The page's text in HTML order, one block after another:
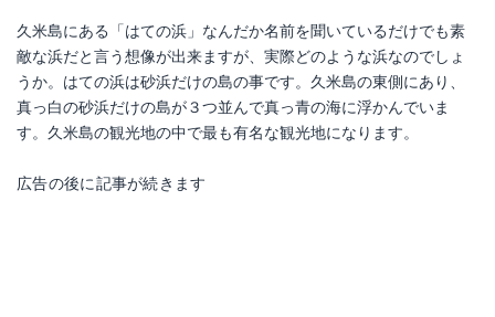
久米島にある「はての浜」なんだか名前を聞いているだけでも素
敵な浜だと言う想像が出来ますが、実際どのような浜なのでしょ
うか。はての浜は砂浜だけの島の事です。久米島の東側にあり、
真っ白の砂浜だけの島が３つ並んで真っ青の海に浮かんでいま
す。久米島の観光地の中で最も有名な観光地になります。
広告の後に記事が続きます